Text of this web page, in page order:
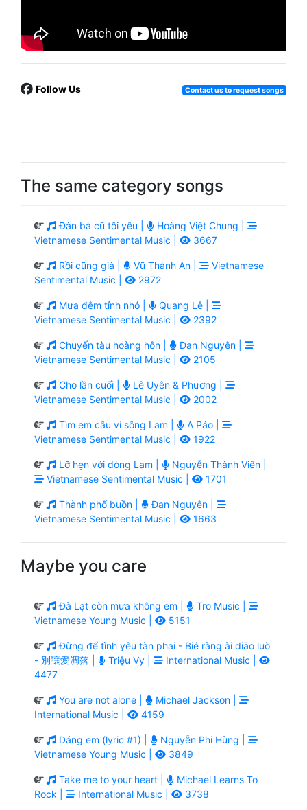
Follow Us Contact us to request songs
The same category songs
Đàn bà cũ tôi yêu |
Hoàng Việt Chung |
Vietnamese Sentimental Music |
3667
Rồi cũng già | Vũ Thành An |
Vietnamese
Sentimental Music |
2972
Mưa đêm tỉnh nhỏ |
Quang Lê |
Vietnamese Sentimental Music |
2392
Chuyến tàu hoàng hôn |
Đan Nguyên |
Vietnamese Sentimental Music |
2105
Cho lần cuối |
Lê Uyên & Phương |
Vietnamese Sentimental Music |
2002
Tìm em câu ví sông Lam |
A Páo |
Vietnamese Sentimental Music |
1922
Lỡ hẹn với dòng Lam |
Nguyễn Thành Viên |
Vietnamese Sentimental Music |
1701
Thành phố buồn |
Đan Nguyên |
Vietnamese Sentimental Music |
1663
Maybe you care
Đà Lạt còn mưa không em |
Tro Music |
Vietnamese Young Music |
5151
Đừng để tình yêu tàn phai - Bié ràng ài diāo luò
- 別讓愛凋落 |
Triệu Vy |
International Music |
4477
You are not alone |
Michael Jackson |
International Music |
4159
Dáng em (lyric #1) |
Nguyễn Phi Hùng |
Vietnamese Young Music |
3849
Take me to your heart |
Michael Learns To
Rock |
International Music | 3738